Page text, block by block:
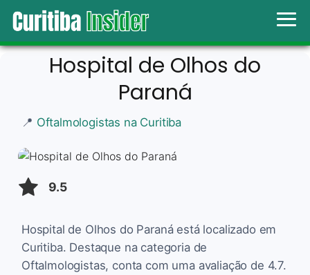
Hospital de Olhos do
Paraná
📍 Oftalmologistas na Curitiba
9.5
Hospital de Olhos do Paraná está localizado em
Curitiba. Destaque na categoria de
Oftalmologistas, conta com uma avaliação de 4.7.